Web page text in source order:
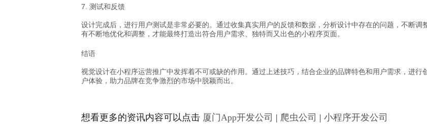
7. 测试和反馈
设计完成后，进行用户测试是非常必要的。通过收集真实用户的反馈和数据，分析设计中存在的问题，不断调
有不断地优化和调整，才能最终打造出符合用户需求、独特而又出色的小程序页面。
结语
视觉设计在小程序运营推广中发挥着不可或缺的作用。通过上述技巧，结合企业的品牌特色和用户需求，进
户体验，助力品牌在竞争激烈的市场中脱颖而出。
想看更多的资讯内容可以点击 厦门App开发公司 | 爬虫公司 | 小程序开发公司